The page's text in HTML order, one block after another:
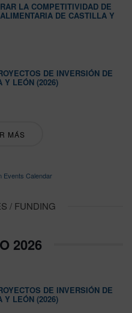
LA COMPETITIVIDAD DE
DE CASTILLA Y
DE INVERSIÓN DE
Y LEÓN (2026)
MÁS
Events Calendar
/ FUNDING
2026
DE INVERSIÓN DE
Y LEÓN (2026)